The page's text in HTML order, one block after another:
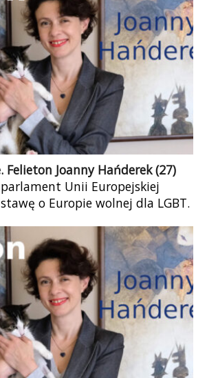
Felieton Joanny Hańderek (27)
Unii Europejskiej
o Europie wolnej dla LGBT.
zachowanie demokracji i
To, co dzieje się w naszym
wobec osób uznanych za
zagraża nie tylko osobom
biseksualnym czy
ale nam wszystkim. Kontrola
zaczyna się od kontroli jego
o tym pamiętać, aby nie
pełzającej dyktaturze.